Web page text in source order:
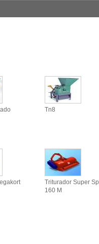
Tn8
Triturador Super Sp
160 M